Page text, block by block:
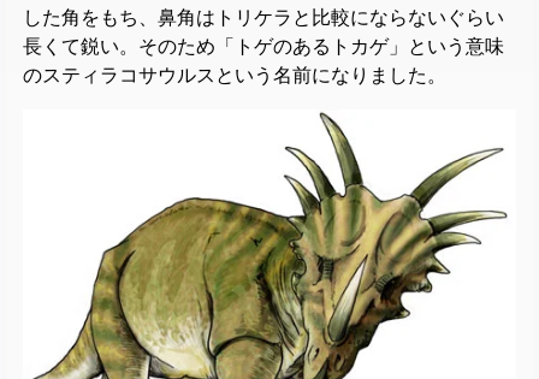
した角をもち、鼻角はトリケラと比較にならないぐらい
長くて鋭い。そのため「トゲのあるトカゲ」という意味
のスティラコサウルスという名前になりました。